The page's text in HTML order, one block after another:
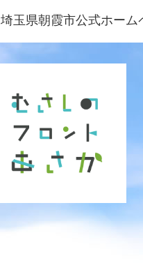
埼玉県朝霞市公式ホーム